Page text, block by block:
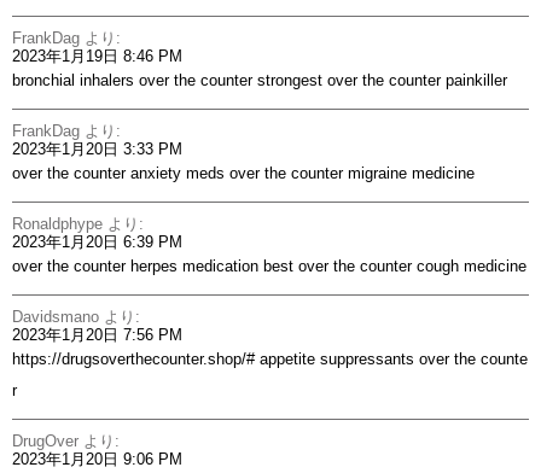
FrankDag より:
2023年1月19日 8:46 PM
bronchial inhalers over the counter strongest over the counter painkiller
FrankDag より:
2023年1月20日 3:33 PM
over the counter anxiety meds over the counter migraine medicine
Ronaldphype より:
2023年1月20日 6:39 PM
over the counter herpes medication best over the counter cough medicine
Davidsmano より:
2023年1月20日 7:56 PM
https://drugsoverthecounter.shop/#appetite suppressants over the counte
r
DrugOver より:
2023年1月20日 9:06 PM